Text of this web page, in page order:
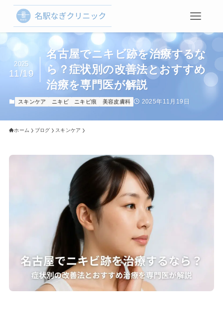
名古屋でニキビ跡を治療するな
ら？症状別の改善法とおすすめ
治療を専門医が解説
2025
11/19
スキンケア ニキビ ニキビ痕 美容皮膚科 2025年11月19日
ホーム ブログ スキンケア